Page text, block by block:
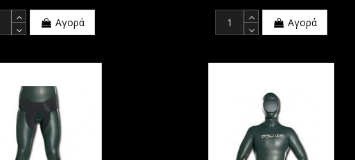
Αγορά Αγορά